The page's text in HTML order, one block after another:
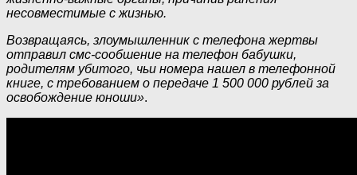
несовместимые с жизнью.
Возвращаясь, злоумышленник с телефона жертвы
отправил смс-сообшение на телефон бабушки,
родителям убитого, чьи номера нашел в телефонной
книге, с требованием о передаче 1 500 000 рублей за
освобождение юноши».